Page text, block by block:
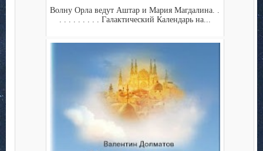
Волну Орла ведут Аштар и Мария Магдалина. .
. . . . . . . . . Галактический Календарь на...